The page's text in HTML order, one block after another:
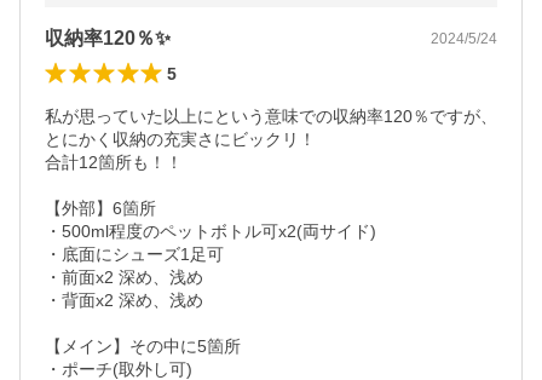
収納率120％✨ 2024/5/24
5
私が思っていた以上にという意味での収納率120％ですが、
とにかく収納の充実さにビックリ！
合計12箇所も！！
【外部】6箇所
・500ml程度のペットボトル可x2(両サイド)
・底面にシューズ1足可
・前面x2 深め、浅め
・背面x2 深め、浅め
【メイン】その中に5箇所
・ポーチ(取外し可)